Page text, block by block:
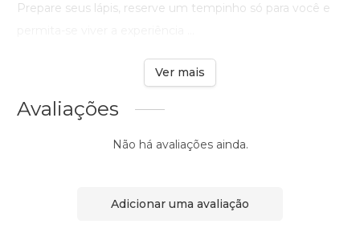
Prepare seus lápis, reserve um tempinho só para você e
Ver mais
Avaliações
Não há avaliações ainda.
Adicionar uma avaliação